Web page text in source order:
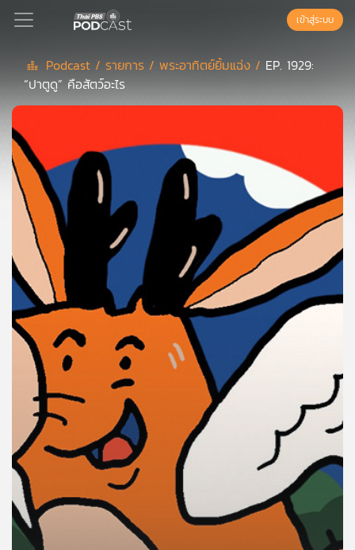
Podcast
เพล
ย์
ลิ
สต์
แนะนำ
เพล
ย์
ลิ
สต์
ของ
คุณ
เพลง
บทความ
ข่าว
เข้าสู่ระบบ
Podcast / รายการ /พระอาทิตย์ยิ้มแฉ่ง / EP. 1929:
“ปาตูดู” คือสัตว์อะไร